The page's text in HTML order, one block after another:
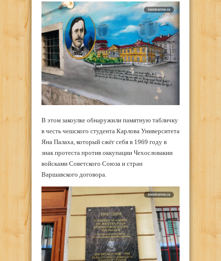
В этом закоулке обнаружили памятную табличку
в честь чешского студента Карлова Университета
Яна Палаха, который сжёг себя в 1969 году в
знак протеста против оккупации Чехословакии
войсками Советского Союза и стран
Варшавского договора.